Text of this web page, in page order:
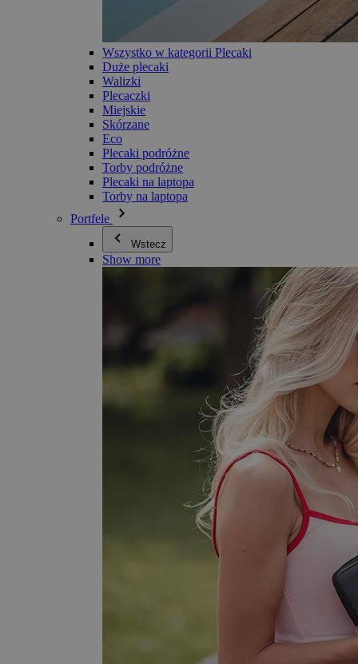
Wszystko w kategorii Plecaki
Duże plecaki
Walizki
Plecaczki
Miejskie
Skórzane
Eco
Plecaki podróżne
Torby podróżne
Plecaki na laptopa
Torby na laptopa
Portfele
Wstecz
Show more